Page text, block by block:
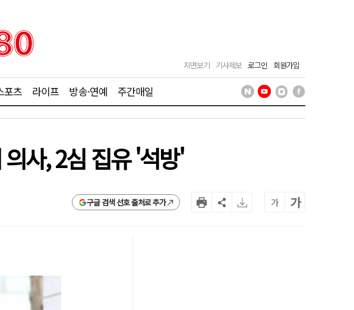
지면보기 기사제보 로그인 회원가입
포츠 라이프 방송·연예 주간매일
사, 2심 집유 '석방'
구글 검색 선호 출처로 추가 가 가